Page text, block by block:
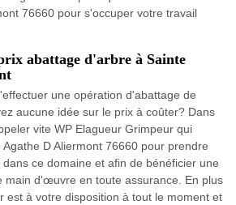
76660 pour s'occuper votre travail
abattage d'arbre à Sainte
une opération d'abattage de
aucune idée sur le prix à coûter? Dans
vite WP Elagueur Grimpeur qui
D Aliermont 76660 pour prendre
ce domaine et afin de bénéficier une
main d'œuvre en toute assurance. En plus
est à votre disposition à tout le moment et